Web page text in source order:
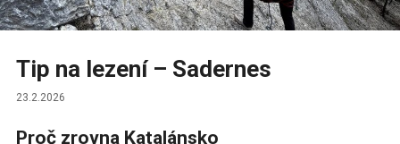
Tip na lezení – Sadernes
23.2.2026
Proč zrovna Katalánsko